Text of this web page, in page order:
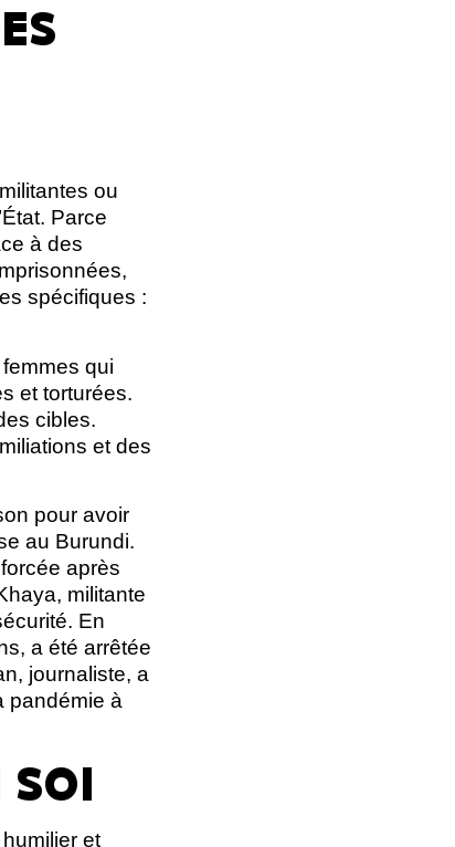
ou
Parce
à des
spécifiques :
qui
et torturées.
cibles.
et des
pour avoir
au Burundi.
après
militante
En
a été arrêtée
journaliste, a
pandémie à
SOI
et